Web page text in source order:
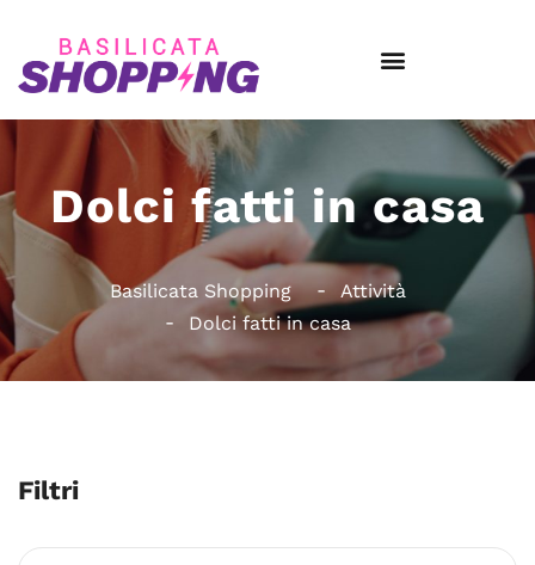
Dolci fatti in casa
Basilicata Shopping
Attività
Dolci fatti in casa
Filtri